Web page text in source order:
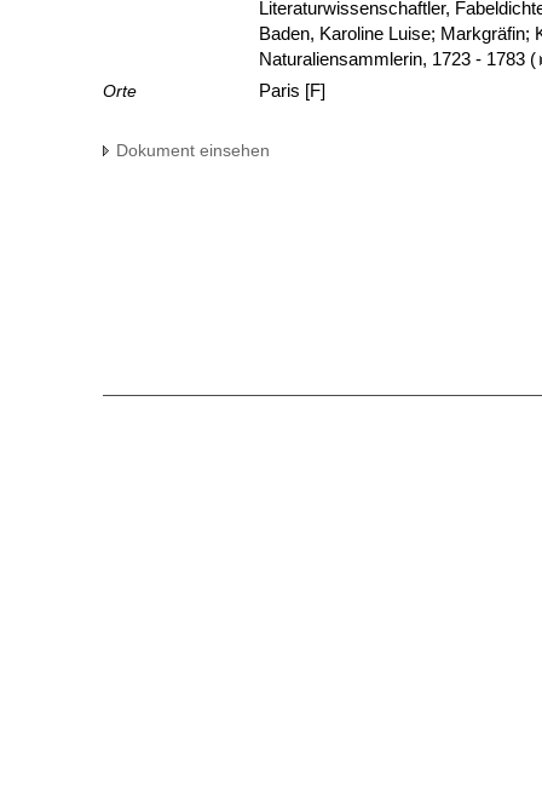
Literaturwissenschaftler,
Baden, Karoline Luise; Markgräfin;
Naturaliensammlerin, 1723 - 1783 (
Orte
Paris [F]
Dokument einsehen